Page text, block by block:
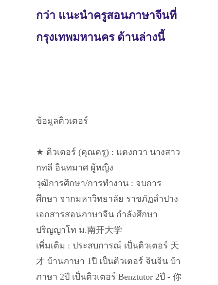
กว่า แนะนำครูสอนภาษาจีนที่
กรุงเทพมหานคร ด้านล่างนี้
ข้อมูลติวเตอร์
★ ติวเตอร์ (คุณครู) : แตงกวา นางสาว
กทลี อินทมาศ ผู้หญิง
วุฒิการศึกษา/การทำงาน : จบการ
ศึกษา จากมหาวิทยาลัย ราชภัฏลำปาง
เอกสารสอนภาษาจีน กำลังศึกษา
ปริญญาโท ม.南开大学
เพิ่มเติม : ประสบการณ์ เป็นติวเตอร์ 天
才 บ้านภาษา 1ปี เป็นติวเตอร์ จินจิน บ้า
ภาษา 2ปี เป็นติวเตอร์ Benztutor 2ปี - 你